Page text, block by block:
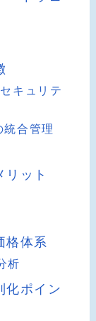
キュリテ
統合管理
ット
格体系
析
化ポイン